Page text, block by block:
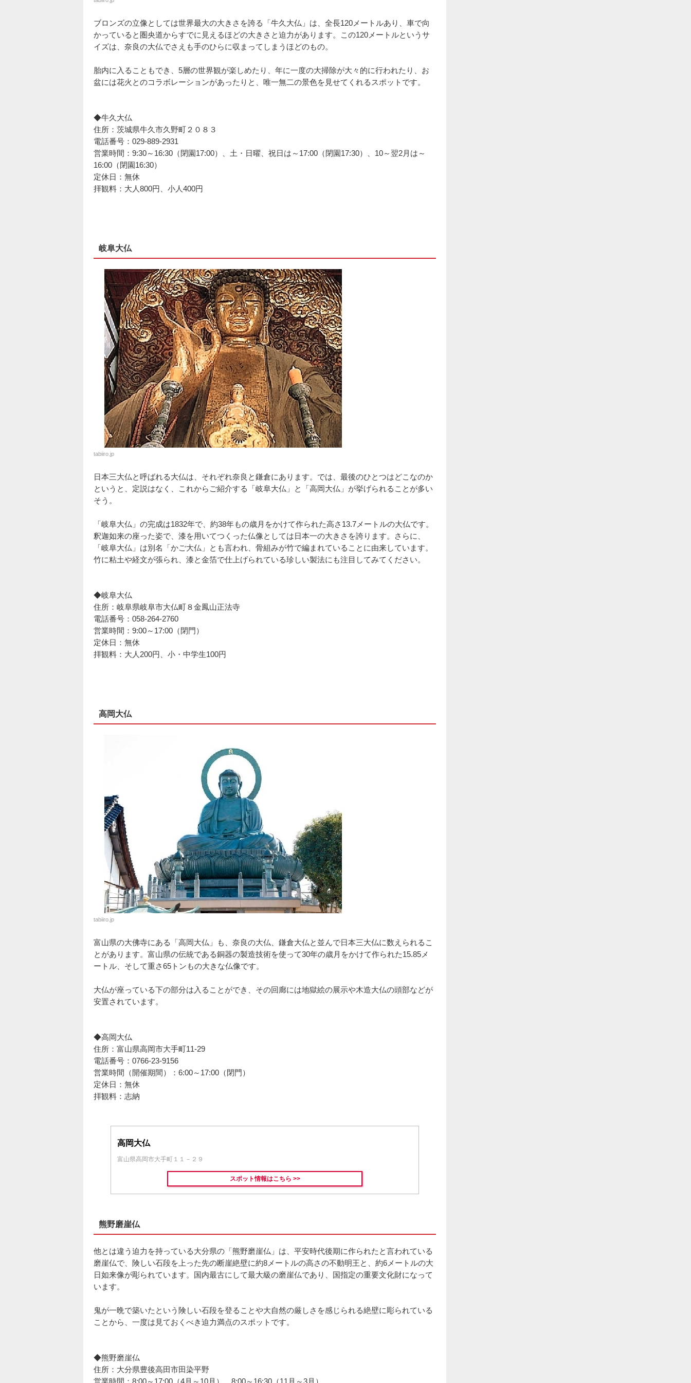
ブロンズの立像としては世界最大の大きさを誇る「牛久大仏」は、全長120メートルあり、車で向
かっていると圏央道からすでに見えるほどの大きさと迫力があります。この120メートルというサ
イズは、奈良の大仏でさえも手のひらに収まってしまうほどのもの。
胎内に入ることもでき、5層の世界観が楽しめたり、年に一度の大掃除が大々的に行われたり、お
盆には花火とのコラボレーションがあったりと、唯一無二の景色を見せてくれるスポットです。
◆牛久大仏
住所：茨城県牛久市久野町２０８３
電話番号：029-889-2931
営業時間：9:30～16:30（閉園17:00）、土・日曜、祝日は～17:00（閉園17:30）、10～翌2月は～
16:00（閉園16:30）
定休日：無休
拝観料：大人800円、小人400円
岐阜大仏
tabiiro.jp
日本三大仏と呼ばれる大仏は、それぞれ奈良と鎌倉にあります。では、最後のひとつはどこなのか
というと、定説はなく、これからご紹介する「岐阜大仏」と「高岡大仏」が挙げられることが多い
そう。
「岐阜大仏」の完成は1832年で、約38年もの歳月をかけて作られた高さ13.7メートルの大仏です。
釈迦如来の座った姿で、漆を用いてつくった仏像としては日本一の大きさを誇ります。さらに、
「岐阜大仏」は別名「かご大仏」とも言われ、骨組みが竹で編まれていることに由来しています。
竹に粘土や経文が張られ、漆と金箔で仕上げられている珍しい製法にも注目してみてください。
◆岐阜大仏
住所：岐阜県岐阜市大仏町８金鳳山正法寺
電話番号：058-264-2760
営業時間：9:00～17:00（閉門）
定休日：無休
拝観料：大人200円、小・中学生100円
高岡大仏
tabiiro.jp
富山県の大佛寺にある「高岡大仏」も、奈良の大仏、鎌倉大仏と並んで日本三大仏に数えられるこ
とがあります。富山県の伝統である銅器の製造技術を使って30年の歳月をかけて作られた15.85メ
ートル、そして重さ65トンもの大きな仏像です。
大仏が座っている下の部分は入ることができ、その回廊には地獄絵の展示や木造大仏の頭部などが
安置されています。
◆高岡大仏
住所：富山県高岡市大手町11-29
電話番号：0766-23-9156
営業時間（開催期間）：6:00～17:00（閉門）
定休日：無休
拝観料：志納
高岡大仏
富山県高岡市大手町１１－２９
スポット情報はこちら >>
熊野磨崖仏
他とは違う迫力を持っている大分県の「熊野磨崖仏」は、平安時代後期に作られたと言われている
磨崖仏で、険しい石段を上った先の断崖絶壁に約8メートルの高さの不動明王と、約6メートルの大
日如来像が彫られています。国内最古にして最大級の磨崖仏であり、国指定の重要文化財になって
います。
鬼が一晩で築いたという険しい石段を登ることや大自然の厳しさを感じられる絶壁に彫られている
ことから、一度は見ておくべき迫力満点のスポットです。
◆熊野磨崖仏
住所：大分県豊後高田市田染平野
営業時間：8:00～17:00（4月～10月）、8:00～16:30（11月～3月）